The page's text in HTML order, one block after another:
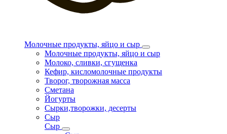
Молочные продукты, яйцо и сыр
Молочные продукты, яйцо и сыр
Молоко, сливки, сгущенка
Кефир, кисломолочные продукты
Творог, творожная масса
Сметана
Йогурты
Сырки,творожки, десерты
Сыр
Сыр